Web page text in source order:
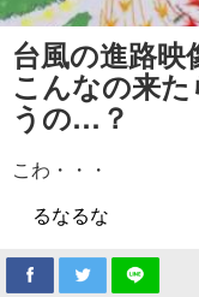
台風の進路
こんなの来
うの…？
こわ・・・
るなるな